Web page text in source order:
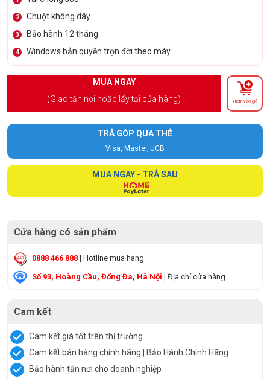
2 Chuột không dây
3 Bảo hành 12 tháng
4 Windows bản quyền trọn đời theo máy
MUA NGAY
(Giao tận nơi hoặc lấy tại cửa hàng)
Thêm vào giỏ
TRẢ GÓP QUA THẺ
Visa, Master, JCB
MUA NGAY - TRẢ SAU
Cửa hàng có sản phẩm
0888 466 888 | Hotline mua hàng
Số 93, Hoàng Cầu, Đống Đa, Hà Nội | Địa chỉ cửa hàng
Cam kết
Cam kết giá tốt trên thị trường.
Cam kết bán hàng chính hãng | Bảo Hành Chính Hãng
Bảo hành tận nơi cho doanh nghiệp